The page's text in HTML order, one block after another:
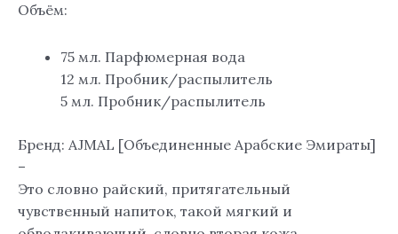
Объём:
75 мл. Парфюмерная вода
12 мл. Пробник/распылитель
5 мл. Пробник/распылитель
Бренд: AJMAL [Объединенные Арабские Эмираты]
–
Это словно райский, притягательный
чувственный напиток, такой мягкий и